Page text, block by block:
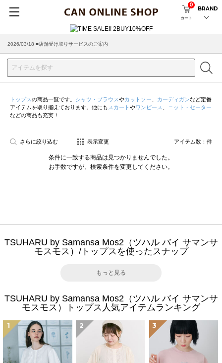
カート
0
BRAND
2026/03/18 ■店舗受け取りサービスのご案内
トップスの商品一覧です。 シャツ・ブラウスやカットソー カーディガンなど定番
アイテムを取り揃えております。他にも スカート やワンピース
ニット・セーター
などの商品も充実！
さらに絞り込む 表示変更 アイテム数： 件
条件に一致する商品は見つかりませんでした。
お手数ですが、検索条件を変更してください。
TSUHARU by Samansa Mos2（ツハル バイ サマンサ
モスモス）/トップスを使ったスナップ
もっと見る
TSUHARU by Samansa Mos2（ツハル バイ サマンサ
モスモス）トップス人気アイテムランキング
1 2 3